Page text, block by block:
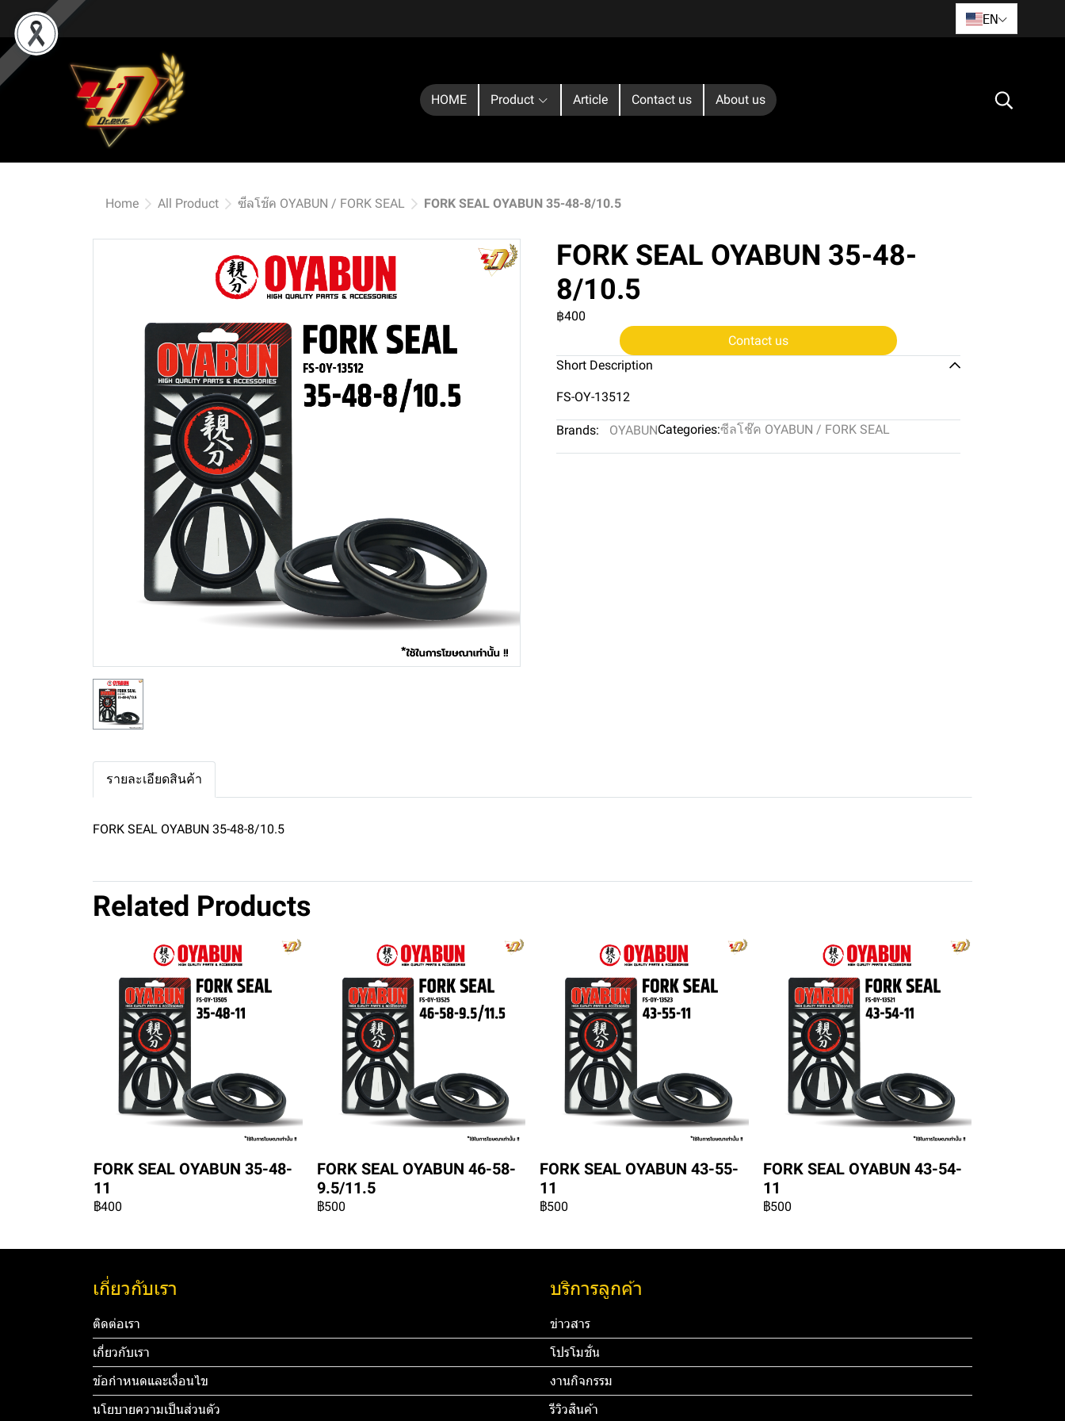
EN
HOME Product Article Contact us About us
Home All Product ซีลโช๊ค OYABUN / FORK SEAL FORK SEAL OYABUN 35-48-8/10.5
FORK SEAL OYABUN 35-48-
8/10.5
฿400
Contact us
Short Description
FS-OY-13512
Brands: OYABUNCategories:ซีลโช๊ค OYABUN / FORK SEAL
รายละเอียดสินค้า
FORK SEAL OYABUN 35-48-8/10.5
Related Products
FORK SEAL OYABUN 35-48-
11
฿400
FORK SEAL OYABUN 46-58-
9.5/11.5
฿500
FORK SEAL OYABUN 43-55-
11
฿500
FORK SEAL OYABUN 43-54-
11
฿500
เกี่ยวกับเรา
ติดต่อเรา
เกี่ยวกับเรา
ข้อกำหนดและเงื่อนไข
นโยบายความเป็นส่วนตัว
บริการลูกค้า
ข่าวสาร
โปรโมชั่น
งานกิจกรรม
รีวิวสินค้า